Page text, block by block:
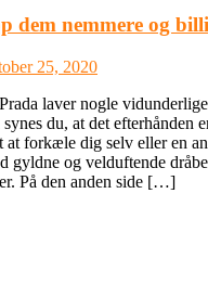
dem nemmere og
25, 2020
laver nogle
du, at det efterhånden
forkæle dig selv eller en
gyldne og velduftende
På den anden side […]